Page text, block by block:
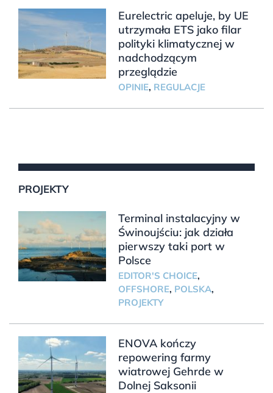
Eurelectric apeluje, by UE
utrzymała ETS jako filar
polityki klimatycznej w
nadchodzącym
przeglądzie
OPINIE, REGULACJE
PROJEKTY
Terminal instalacyjny w
Świnoujściu: jak działa
pierwszy taki port w
Polsce
EDITOR'S CHOICE,
OFFSHORE, POLSKA,
PROJEKTY
ENOVA kończy
repowering farmy
wiatrowej Gehrde w
Dolnej Saksonii